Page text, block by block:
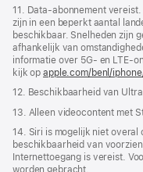
11. Data-abonnement vereist.
zijn in een beperkt aantal
beschikbaar. Snelheden zijn
afhankelijk van
informatie over 5G- en LTE-
kijk opapple.com/benl/
12. Beschikbaarheid van
13. Alleen videocontent met
14. Siri is mogelijk niet overal
beschikbaarheid van
Internettoegang is vereist.